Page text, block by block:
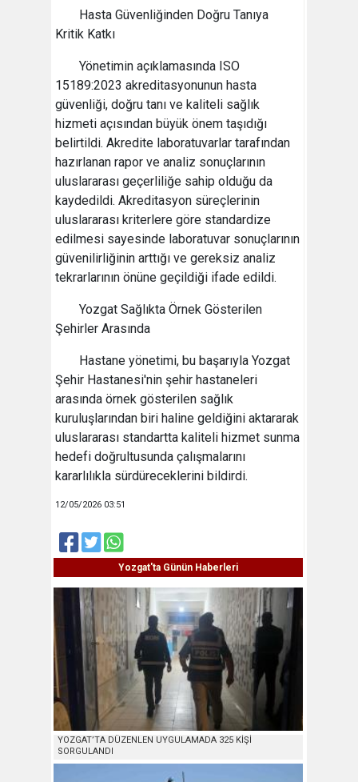
Hasta Güvenliğinden Doğru Tanıya
Kritik Katkı
Yönetimin açıklamasında ISO
15189:2023 akreditasyonunun hasta
güvenliği, doğru tanı ve kaliteli sağlık
hizmeti açısından büyük önem taşıdığı
belirtildi. Akredite laboratuvarlar tarafından
hazırlanan rapor ve analiz sonuçlarının
uluslararası geçerliliğe sahip olduğu da
kaydedildi. Akreditasyon süreçlerinin
uluslararası kriterlere göre standardize
edilmesi sayesinde laboratuvar sonuçlarının
güvenilirliğinin arttığı ve gereksiz analiz
tekrarlarının önüne geçildiği ifade edildi.
Yozgat Sağlıkta Örnek Gösterilen
Şehirler Arasında
Hastane yönetimi, bu başarıyla Yozgat
Şehir Hastanesi'nin şehir hastaneleri
arasında örnek gösterilen sağlık
kuruluşlarından biri haline geldiğini aktararak
uluslararası standartta kaliteli hizmet sunma
hedefi doğrultusunda çalışmalarını
kararlılıkla sürdüreceklerini bildirdi.
12/05/2026 03:51
Yozgat'ta Günün Haberleri
YOZGAT’TA DÜZENLEN UYGULAMADA 325 KİŞİ
SORGULANDI